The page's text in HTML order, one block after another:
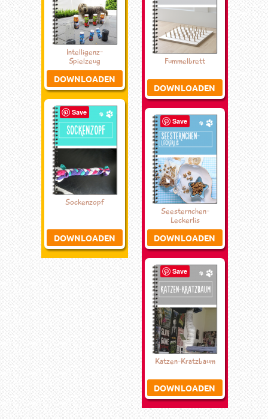
Intelligenz-
Spielzeug
DOWNLOADEN
Save
Sockenzopf
DOWNLOADEN
Fummelbrett
DOWNLOADEN
Save
Seesternchen-
Leckerlis
DOWNLOADEN
Save
Katzen-Kratzbaum
DOWNLOADEN